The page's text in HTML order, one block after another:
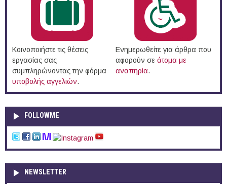
Κοινοποιήστε τις θέσεις
εργασίας σας
συμπληρώνοντας την φόρμα
υποβολής αγγελιών.
Ενημερωθείτε για άρθρα που
αφορούν σε άτομα με
αναπηρία.
FOLLOWME
NEWSLETTER